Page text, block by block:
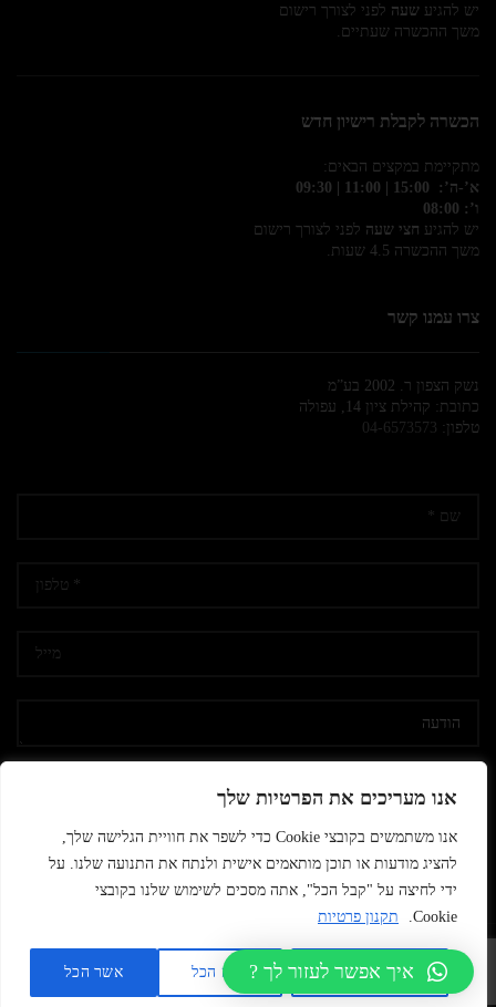
אנו מעריכים את הפרטיות שלך
אנו משתמשים בקובצי Cookie כדי לשפר את חוויית הגלישה שלך,
להציג מודעות או תוכן מותאמים אישית ולנתח את התנועה שלנו. על
ידי לחיצה על "קבל הכל", אתה מסכים לשימוש שלנו בקובצי
Cookie.
תקנון פרטיות
מותאם אישית דחה הכל אשר הכל
יש להגיע שעה לפני לצורך רישום
משך ההכשרה שעתיים.
הכשרה לקבלת רישיון חדש
מתקיימת במקצים הבאים:
א’-ה’: 15:00 | 11:00 | 09:30
ו’: 08:00
יש להגיע חצי שעה לפני לצורך רישום
משך ההכשרה 4.5 שעות.
צרו עמנו קשר
נשק הצפון ר. 2002 בע”מ
כתובת: קהילת ציון 14, עפולה
טלפון: 04-6573573
© 2026 נשק הצפון. All rights reserved
Developed by SPARK MEDIA
איך אפשר לעזור לך ?